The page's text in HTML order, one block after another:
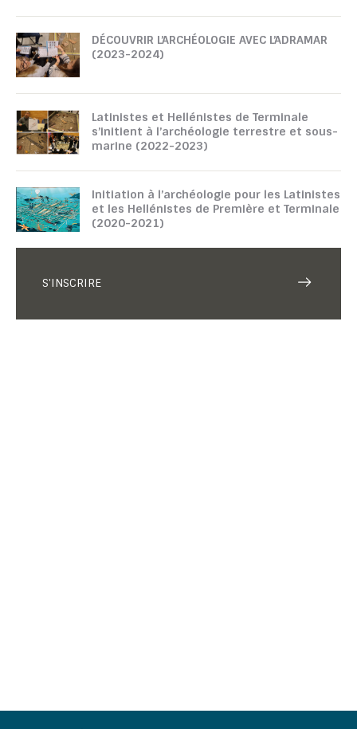
DÉCOUVRIR L’ARCHÉOLOGIE AVEC L’ADRAMAR
(2023-2024)
Latinistes et Hellénistes de Terminale
s’initient à l’archéologie terrestre et sous-
marine (2022-2023)
Initiation à l’archéologie pour les Latinistes
et les Hellénistes de Première et Terminale
(2020-2021)
S'INSCRIRE